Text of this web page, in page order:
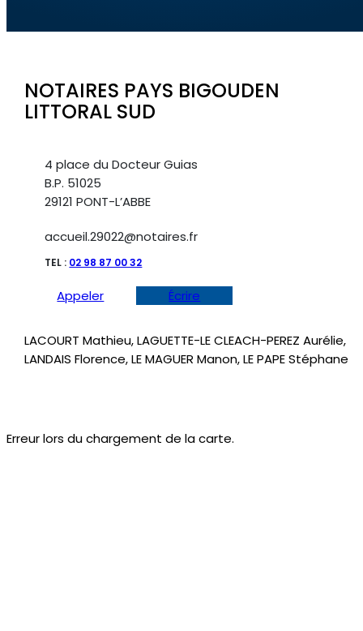
Erreur lors du chargement de la carte.
NOTAIRES PAYS BIGOUDEN
LITTORAL SUD
4 place du Docteur Guias
B.P. 51025
29121 PONT-L’ABBE
accueil.29022@notaires.fr
TEL : 02 98 87 00 32
Appeler Écrire
LACOURT Mathieu, LAGUETTE-LE CLEACH-PEREZ Aurélie,
LANDAIS Florence, LE MAGUER Manon, LE PAPE Stéphane